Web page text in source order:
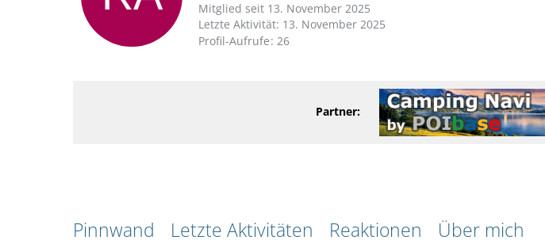
Mitglied seit 13. November 2025
Letzte Aktivität: 13. November 2025
Profil-Aufrufe 26
Partner:
Pinnwand Letzte Aktivitäten Reaktionen Über mich